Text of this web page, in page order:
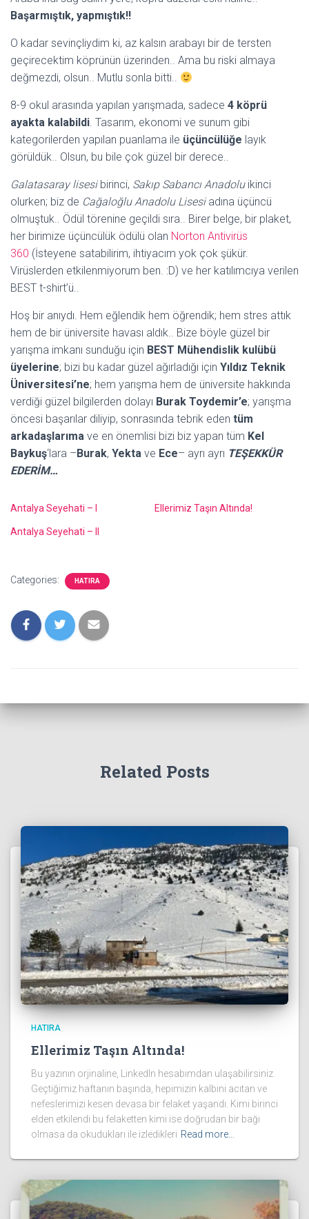
Başarmıştık, yapmıştık!!
O kadar sevinçliydim ki, az kalsın arabayı bir de tersten
geçirecektim köprünün üzerinden.. Ama bu riski almaya
değmezdi, olsun.. Mutlu sonla bitti..
8-9 okul arasında yapılan yarışmada, sadece 4 köprü
ayakta kalabildi. Tasarım, ekonomi ve sunum gibi
kategorilerden yapılan puanlama ile üçüncülüğe layık
görüldük.. Olsun, bu bile çok güzel bir derece..
Galatasaray lisesibirinci, Sakıp Sabancı Anadoluikinci
olurken; biz de Cağaloğlu Anadolu Lisesiadına üçüncü
olmuştuk.. Ödül törenine geçildi sıra.. Birer belge, bir plaket,
her birimize üçüncülük ödülü olan Norton Antivirüs
360 (İsteyene satabilirim, ihtiyacım yok çok şükür.
Virüslerden etkilenmiyorum ben. :D) ve her katılımcıya verilen
BEST t-shirt’ü..
Hoş bir anıydı. Hem eğlendik hem öğrendik; hem stres attık
hem de bir üniversite havası aldık.. Bize böyle güzel bir
yarışma imkanı sunduğu için BEST Mühendislik kulübü
üyelerine; bizi bu kadar güzel ağırladığı için Yıldız Teknik
Üniversitesi’ne; hem yarışma hem de üniversite hakkında
verdiği güzel bilgilerden dolayı Burak Toydemir’e; yarışma
öncesi başarılar diliyip, sonrasında tebrik eden tüm
arkadaşlarıma ve en önemlisi bizi biz yapan tüm Kel
Baykuş‘lara –Burak, Yekta ve Ece– ayrı ayrı TEŞEKKÜR
EDERİM…
Antalya Seyehati – I Ellerimiz Taşın Altında!
Antalya Seyehati – II
Categories: HATIRA
Related Posts
HATIRA
Ellerimiz Taşın Altında!
Bu yazının orjinaline, LinkedIn hesabımdan ulaşabilirsiniz.
Geçtiğimiz haftanın başında, hepimizin kalbini acıtan ve
nefeslerimizi kesen devasa bir felaket yaşandı. Kimi birinci
elden etkilendi bu felaketten kimi ise doğrudan bir bağı
olmasa da okudukları ile izledikleri Read more…